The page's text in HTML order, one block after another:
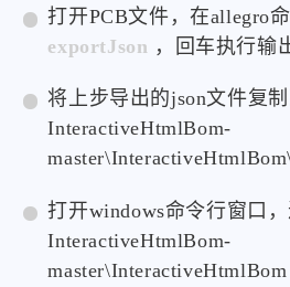
打开PCB文件，在allegro
exportJson ，回车执行输
将上步导出的json文件复制
InteractiveHtmlBom-
打开windows命令行窗口
InteractiveHtmlBom-